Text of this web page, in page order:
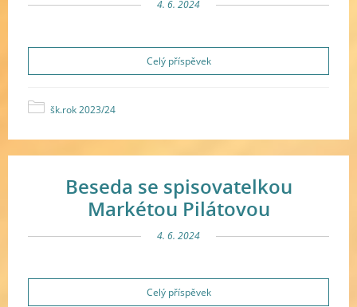
4. 6. 2024
Celý příspěvek
šk.rok 2023/24
Beseda se spisovatelkou
Markétou Pilátovou
4. 6. 2024
Celý příspěvek